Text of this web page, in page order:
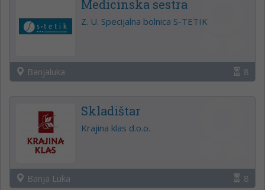
Medicinska sestra
Z. U. Specijalna bolnica S-TETIK
Banjaluka 8
Skladištar
Krajina klas d.o.o.
Banja Luka 8